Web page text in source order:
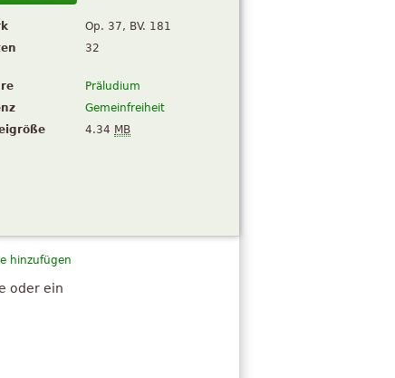
Op. 37, BV. 181
32
Präludium
Gemeinfreiheit
4.34 MB
hinzufügen
oder ein